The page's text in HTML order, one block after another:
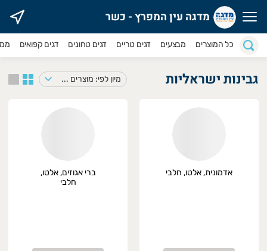
מדגה עין המפרץ - כשר
מדגה עין המפרץ - כשר
כל המוצרים מבצעים דגים טריים דגים טחונים דגים קפואים
גבינות ישראליות מיון לפי: מוצרים במבצע
אדמונית, אלטו, חלבי
ברי אגוזים, אלטו,
חלבי